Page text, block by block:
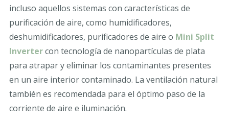
incluso aquellos sistemas con características de
purificación de aire, como humidificadores,
deshumidificadores, purificadores de aire o Mini Split
Invertercon tecnología de nanopartículas de plata
para atrapar y eliminar los contaminantes presentes
en un aire interior contaminado. La ventilación natural
también es recomendada para el óptimo paso de la
corriente de aire e iluminación.